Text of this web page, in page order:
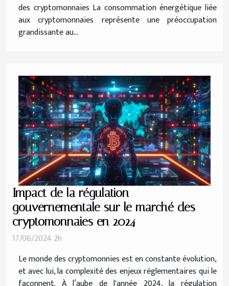
des cryptomonnaies La consommation énergétique liée
aux cryptomonnaies représente une préoccupation
grandissante au...
Impact de la régulation
gouvernementale sur le marché des
cryptomonnaies en 2024
17/06/2024 2h
Le monde des cryptomonnies est en constante évolution,
et avec lui, la complexité des enjeux réglementaires qui le